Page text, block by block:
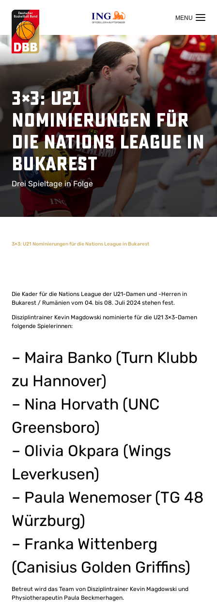
OFFIZIELLER HAUPTSPONSOR
3×3: U21
Nominierungen für
die Nations League in
Bukarest
Drei Spieltage in Folge
3×3: U21 Nominierungen für die Nations League in Bukarest
Die Kader für die Nations League der U21-Damen und -Herren in
Bukarest / Rumänien vom 04. bis 08. Juli 2024 stehen fest.
Disziplintrainer Kevin Magdowski nominierte für die U21 3×3-Damen
folgende Spielerinnen:
– Maira Banko (Turn Klubb
zu Hannover)
– Nina Horvath (UNC
Greensboro)
– Olivia Okpara (Wings
Leverkusen)
– Paula Wenemoser (TG 48
Würzburg)
– Franka Wittenberg
(Canisius Golden Griffins)
Betreut wird das Team von Disziplintrainer Kevin Magdowski und
Physiotherapeutin Paula Beckmerhagen.